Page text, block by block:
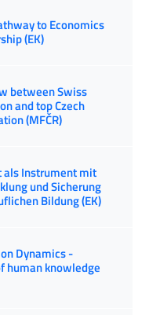
to Economics
(EK)
between Swiss
and top Czech
(MFČR)
als Instrument mit
und Sicherung
Bildung (EK)
Dynamics -
human knowledge